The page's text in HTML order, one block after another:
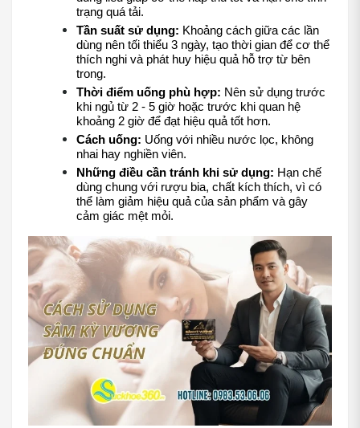
trạng quá tải.
Tần suất sử dụng: Khoảng cách giữa các lần
dùng nên tối thiểu 3 ngày, tạo thời gian để cơ thể
thích nghi và phát huy hiệu quả hỗ trợ từ bên
trong.
Thời điểm uống phù hợp: Nên sử dụng trước
khi ngủ từ 2 - 5 giờ hoặc trước khi quan hệ
khoảng 2 giờ để đạt hiệu quả tốt hơn.
Cách uống: Uống với nhiều nước lọc, không
nhai hay nghiền viên.
Những điều cần tránh khi sử dụng: Hạn chế
dùng chung với rượu bia, chất kích thích, vì có
thể làm giảm hiệu quả của sản phẩm và gây
cảm giác mệt mỏi.